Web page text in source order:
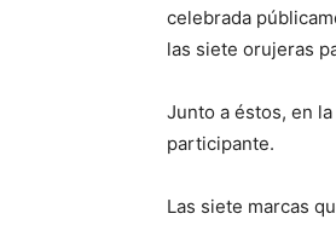
celebrada
las siete orujeras
Junto a éstos, en
participante.
Las siete marcas